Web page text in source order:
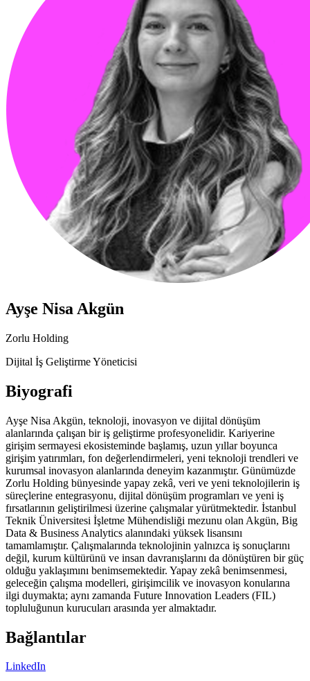
Ayşe Nisa Akgün
Zorlu Holding
Dijital İş Geliştirme Yöneticisi
Biyografi
Ayşe Nisa Akgün, teknoloji, inovasyon ve dijital dönüşüm
alanlarında çalışan bir iş geliştirme profesyonelidir. Kariyerine
girişim sermayesi ekosisteminde başlamış, uzun yıllar boyunca
girişim yatırımları, fon değerlendirmeleri, yeni teknoloji trendleri ve
kurumsal inovasyon alanlarında deneyim kazanmıştır. Günümüzde
Zorlu Holding bünyesinde yapay zekâ, veri ve yeni teknolojilerin iş
süreçlerine entegrasyonu, dijital dönüşüm programları ve yeni iş
fırsatlarının geliştirilmesi üzerine çalışmalar yürütmektedir. İstanbul
Teknik Üniversitesi İşletme Mühendisliği mezunu olan Akgün, Big
Data & Business Analytics alanındaki yüksek lisansını
tamamlamıştır. Çalışmalarında teknolojinin yalnızca iş sonuçlarını
değil, kurum kültürünü ve insan davranışlarını da dönüştüren bir güç
olduğu yaklaşımını benimsemektedir. Yapay zekâ benimsenmesi,
geleceğin çalışma modelleri, girişimcilik ve inovasyon konularına
ilgi duymakta; aynı zamanda Future Innovation Leaders (FIL)
topluluğunun kurucuları arasında yer almaktadır.
Bağlantılar
LinkedIn